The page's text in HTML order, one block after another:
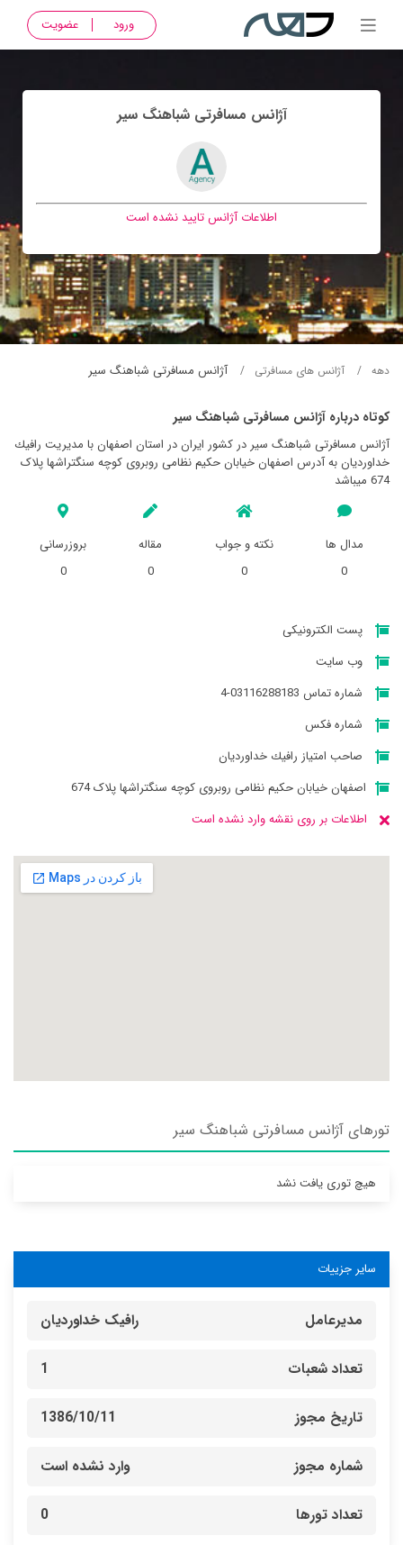
ورود عضویت
آژانس مسافرتی شباهنگ سير
اطلاعات آژانس تایید نشده است
دهه آژانس های مسافرتی آژانس مسافرتی شباهنگ سير
کوتاه درباره آژانس مسافرتی شباهنگ سير
آژانس مسافرتی شباهنگ سير در کشور ایران در استان اصفهان با مدیریت رافيك
خداوردیان به آدرس اصفهان خیابان حکیم نظامی روبروی کوچه سنگتراشها پلاک
674 میباشد
مدال ها
0
نکته و جواب
0
مقاله
0
بروزرسانی
0
پست الکترونیکی
وب سایت
شماره تماس 03116288183-4
شماره فکس
صاحب امتیاز رافيك خداوردیان
اصفهان خیابان حکیم نظامی روبروی کوچه سنگتراشها پلاک 674
اطلاعات بر روی نقشه وارد نشده است
تورهای آژانس مسافرتی شباهنگ سير
هیچ توری یافت نشد
سایر جزییات
مدیرعامل رافیک خداوردیان
تعداد شعبات 1
تاریخ مجوز 1386/10/11
شماره مجوز وارد نشده است
تعداد تورها 0